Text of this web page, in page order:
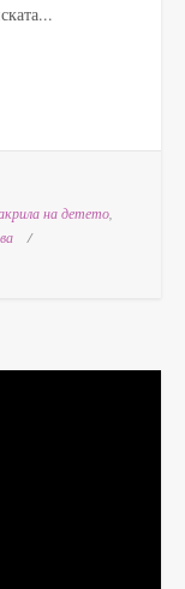
на детето